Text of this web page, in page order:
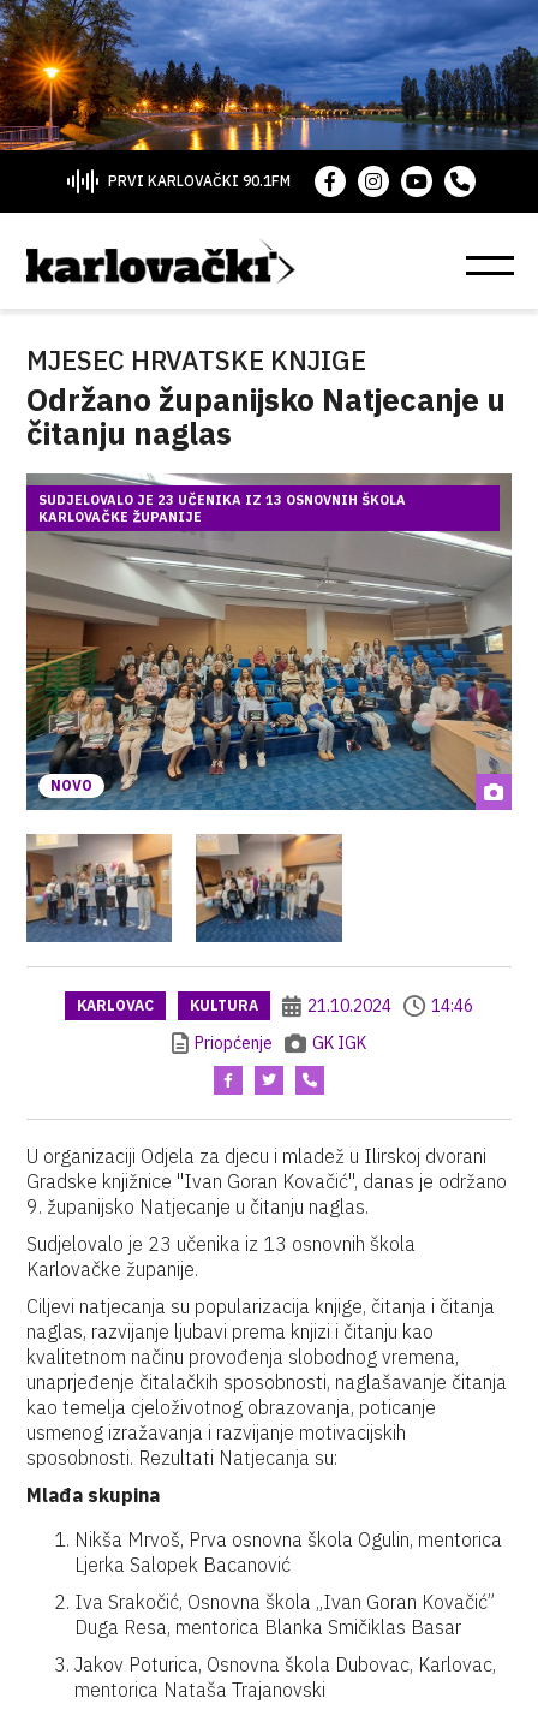
PRVI KARLOVAČKI 90.1FM
MJESEC HRVATSKE KNJIGE
Održano županijsko Natjecanje u
čitanju naglas
NOVO
SUDJELOVALO JE 23 UČENIKA IZ 13 OSNOVNIH ŠKOLA
KARLOVAČKE ŽUPANIJE
KARLOVAC KULTURA 21.10.2024
14:46
Priopćenje
GK IGK
U organizaciji Odjela za djecu i mladež u Ilirskoj dvorani
Gradske knjižnice "Ivan Goran Kovačić", danas je održano
9. županijsko Natjecanje u čitanju naglas.
Sudjelovalo je 23 učenika iz 13 osnovnih škola
Karlovačke županije.
Ciljevi natjecanja su popularizacija knjige, čitanja i čitanja
naglas, razvijanje ljubavi prema knjizi i čitanju kao
kvalitetnom načinu provođenja slobodnog vremena,
unaprjeđenje čitalačkih sposobnosti, naglašavanje čitanja
kao temelja cjeloživotnog obrazovanja, poticanje
usmenog izražavanja i razvijanje motivacijskih
sposobnosti. Rezultati Natjecanja su:
Mlađa skupina
Nikša Mrvoš, Prva osnovna škola Ogulin, mentorica
Ljerka Salopek Bacanović
Iva Srakočić, Osnovna škola „Ivan Goran Kovačić”
Duga Resa, mentorica Blanka Smičiklas Basar
Jakov Poturica, Osnovna škola Dubovac, Karlovac,
mentorica Nataša Trajanovski